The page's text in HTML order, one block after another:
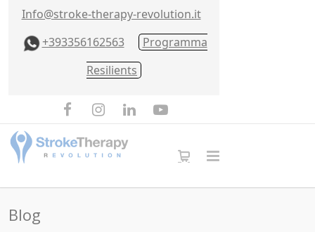
Info@stroke-therapy-revolution.it
+393356162563
Programma
Resilients
Blog